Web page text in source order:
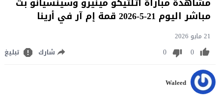
مباشر اليوم 21-5-2026 قمة إم آر في أرينا
21 مايو 2026
0
0 شارك تبليغ
Waleed